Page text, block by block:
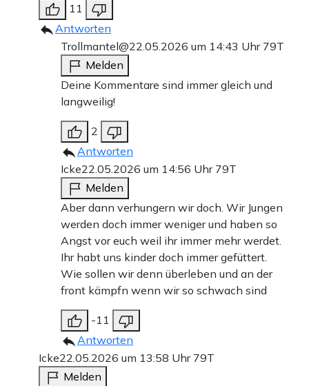
11
Antworten
Trollmantel@22.05.2026 um 14:43 Uhr 79T
Melden
Deine Kommentare sind immer gleich und
langweilig!
2
Antworten
Icke22.05.2026 um 14:56 Uhr 79T
Melden
Aber dann verhungern wir doch. Wir Jungen
werden doch immer weniger und haben so
Angst vor euch weil ihr immer mehr werdet.
Ihr habt uns kinder doch immer gefüttert.
Wie sollen wir denn überleben und an der
front kämpfn wenn wir so schwach sind
-11
Antworten
Icke22.05.2026 um 13:58 Uhr 79T
Melden